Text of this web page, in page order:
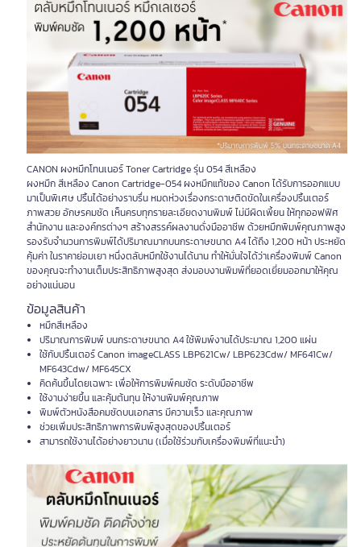
CANON ผงหมึกโทนเนอร์ Toner Cartridge รุ่น 054 สีเหลือง
ผงหมึก สีเหลือง Canon Cartridge-054 ผงหมึกแท้ของ Canon ได้รับการออกแบบ
มาเป็นพิเศษ ปริ้นได้อย่างราบรื่น หมดห่วงเรื่องกระดาษติดขัดในเครื่องปริ้นเตอร์
ภาพสวย อักษรคมชัด เห็นครบทุกรายละเอียดงานพิมพ์ ไม่มีผิดเพี้ยน ให้ทุกออฟฟิศ
สำนักงาน และองค์กรต่างๆ สร้างสรรค์ผลงานดั่งมืออาชีพ ด้วยหมึกพิมพ์คุณภาพสูง
รองรับจำนวนการพิมพ์ได้ปริมาณมากบนกระดาษขนาด A4 ได้ถึง 1,200 หน้า ประหยัด
คุ้มค่า ในราคาย่อมเยา หนึ่งตลับหมึกใช้งานได้นาน ทำให้มั่นใจได้ว่าเครื่องพิมพ์ Canon
ของคุณจะทำงานเต็มประสิทธิภาพสูงสุด ส่งมอบงานพิมพ์ที่ยอดเยี่ยมออกมาให้คุณ
อย่างแน่นอน
ข้อมูลสินค้า
หมึกสีเหลือง
ปริมาณการพิมพ์ บนกระดาษขนาด A4 ใช้พิมพ์งานได้ประมาณ 1,200 แผ่น
ใช้กับปริ้นเตอร์ Canon imageCLASS LBP621Cw/ LBP623Cdw/ MF641Cw/
MF643Cdw/ MF645CX
คิดค้นขึ้นโดยเฉพาะ เพื่อให้การพิมพ์คมชัด ระดับมืออาชีพ
ใช้งานง่ายขึ้น และคุ้มต้นทุน ให้งานพิมพ์คุณภาพ
พิมพ์ตัวหนังสือคมชัดบนเอกสาร มีความเร็ว และคุณภาพ
ช่วยเพิ่มประสิทธิภาพการพิมพ์สูงสุดของปริ้นเตอร์
สามารถใช้งานได้อย่างยาวนาน (เมื่อใช้ร่วมกับเครื่องพิมพ์ที่แนะนำ)